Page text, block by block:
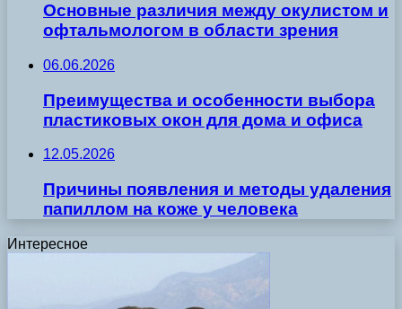
Основные различия между окулистом и
офтальмологом в области зрения
06.06.2026
Преимущества и особенности выбора
пластиковых окон для дома и офиса
12.05.2026
Причины появления и методы удаления
папиллом на коже у человека
Интересное